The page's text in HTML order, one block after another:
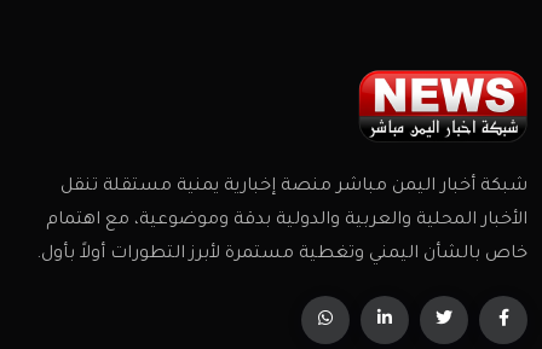
شبكة أخبار اليمن مباشر منصة إخبارية يمنية مستقلة تنقل
الأخبار المحلية والعربية والدولية بدقة وموضوعية، مع اهتمام
خاص بالشأن اليمني وتغطية مستمرة لأبرز التطورات أولاً بأول.